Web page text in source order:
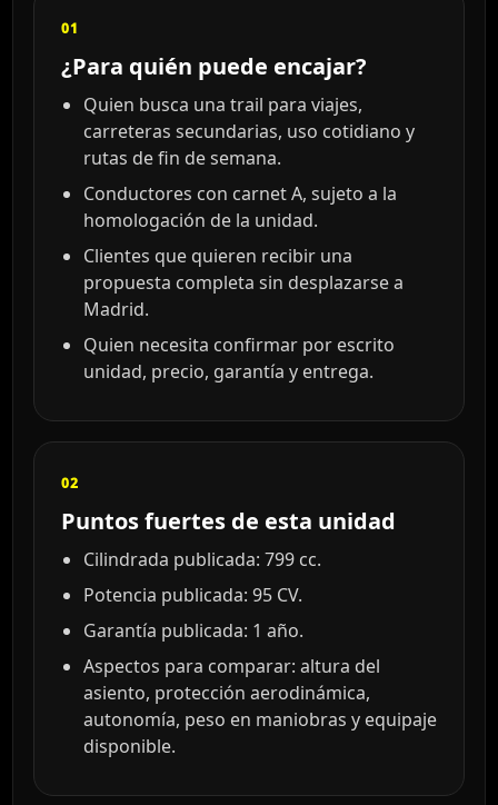
01
¿Para quién puede encajar?
Quien busca una trail para viajes,
carreteras secundarias, uso cotidiano y
rutas de fin de semana.
Conductores con carnet A, sujeto a la
homologación de la unidad.
Clientes que quieren recibir una
propuesta completa sin desplazarse a
Madrid.
Quien necesita confirmar por escrito
unidad, precio, garantía y entrega.
02
Puntos fuertes de esta unidad
Cilindrada publicada: 799 cc.
Potencia publicada: 95 CV.
Garantía publicada: 1 año.
Aspectos para comparar: altura del
asiento, protección aerodinámica,
autonomía, peso en maniobras y equipaje
disponible.